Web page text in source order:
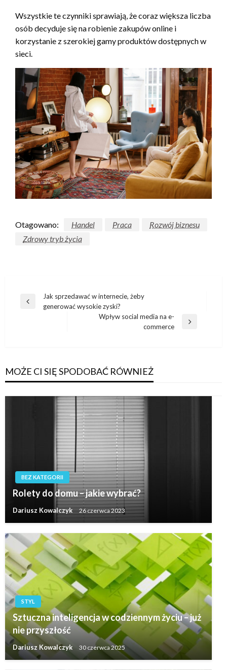
Wszystkie te czynniki sprawiają, że coraz większa liczba
osób decyduje się na robienie zakupów online i
korzystanie z szerokiej gamy produktów dostępnych w
sieci.
Otagowano: Handel Praca
Rozwój biznesu
Zdrowy tryb życia
Nawigacja
wpisu
Poprzedni
Jak sprzedawać w internecie, żeby
generować wysokie zyski?
Wpływ social media na e-
commerce
MOŻE CI SIĘ SPODOBAĆ RÓWNIEŻ
BEZ KATEGORII
Rolety do domu – jakie wybrać?
Dariusz Kowalczyk 26 czerwca 2023
STYL
Sztuczna inteligencja w codziennym życiu – już
nie przyszłość
Dariusz Kowalczyk 30 czerwca 2025